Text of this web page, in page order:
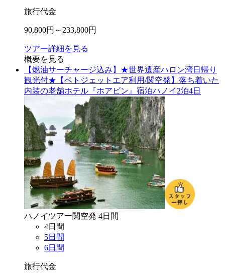
旅行代金
90,800円～ 233,800円
ツアー詳細を見る
概要を見る
【燃油サーチャージ込み】★世界遺産ハロン湾日帰り
観光付★【ベトジェットエア利用/関空発】落ち着いた
内装の老舗ホテル『ホアビン』宿泊ハノイ2泊4日
ハノイ ツアー関空発 4日間
4日間
5日間
6日間
旅行代金